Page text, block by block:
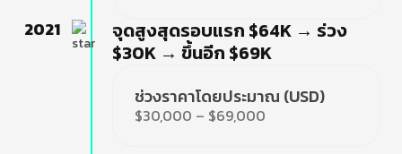
2021
จุดสูงสุดรอบแรก $64K → ร่วง
$30K → ขึ้นอีก $69K
ช่วงราคาโดยประมาณ (USD)
$30,000 – $69,000